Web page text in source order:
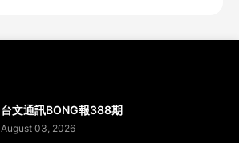
台文通訊BONG報388期
August 03, 2026